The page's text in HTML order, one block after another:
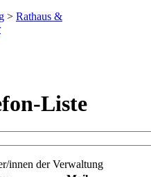
> Rathaus &
Liste
innen der Verwaltung